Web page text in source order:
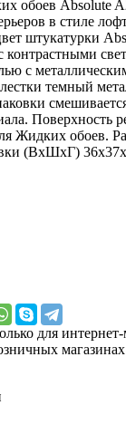
обоев Absolute
в стиле
штукатурки
контрастными
с
темный
Поверхность
Жидких обоев.
(ВхШхГ)
для
магазинах